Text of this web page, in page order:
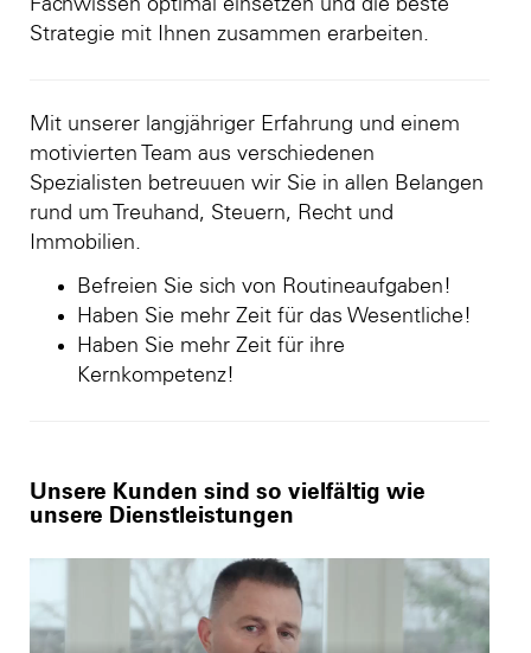
Fachwissen optimal einsetzen und die beste
Strategie mit Ihnen zusammen erarbeiten.
Mit unserer langjähriger Erfahrung und einem
motivierten Team aus verschiedenen
Spezialisten betreuuen wir Sie in allen Belangen
rund um Treuhand, Steuern, Recht und
Immobilien.
Befreien Sie sich von Routineaufgaben!
Haben Sie mehr Zeit für das Wesentliche!
Haben Sie mehr Zeit für ihre
Kernkompetenz!
Unsere Kunden sind so vielfältig wie
unsere Dienstleistungen